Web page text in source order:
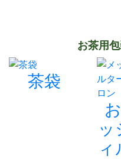
お茶用
茶袋
ッ